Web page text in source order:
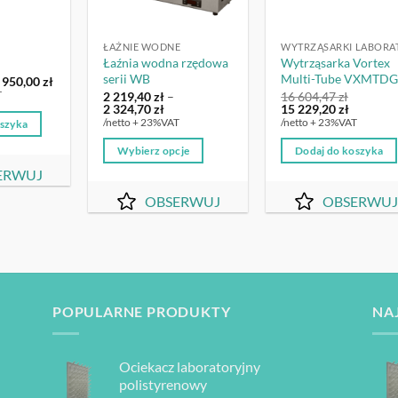
zł.
950,00złAktualna
950,00 zł.
ŁAŹNIE WODNE
Łaźnia wodna rzędowa
serii WB
2 219,40zł –
2 324,70złZakres
cen:
219,40 zł
324,70 zł
/netto + 23%VAT
Wybierz opcje
produkt
ma
Opcje
wybrać
produktu
OBSERWUJ
Wytrząsarka Vortex
Multi-Tube VXMTDG
16 604,47zł
Pierwotna
cena
604,47 zł.
15 229,20złAktualna
cena
229,20 zł.
/netto + 23%VAT
Dodaj do koszyka
OBSERWUJ
POPULARNE PRODUKTY
Ociekacz laboratoryjny
polistyrenowy